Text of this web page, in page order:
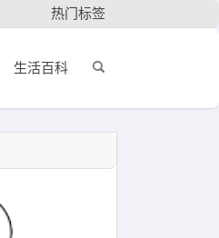
热门标签
生活百科